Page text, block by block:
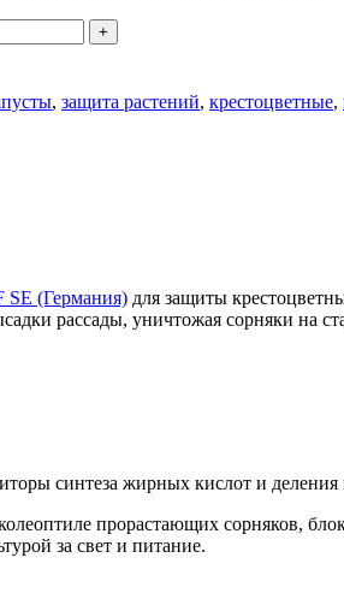
, защита растений, крестоцветные,
SE (Германия) для защиты
рассады, уничтожая сорняки на
синтеза жирных кислот и деления
прорастающих сорняков,
за свет и питание.